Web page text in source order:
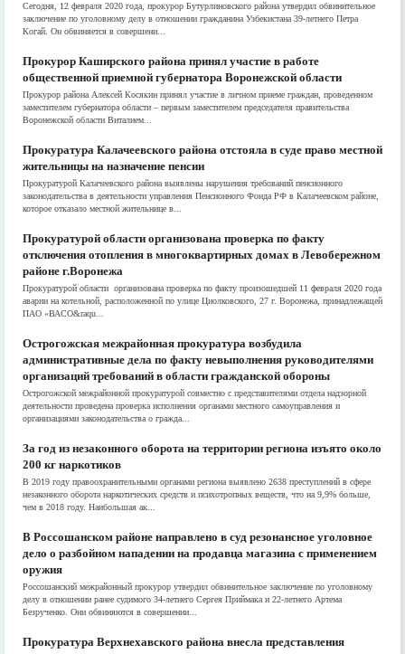
Сегодня, 12 февраля 2020 года, прокурор Бутурлиновского района утвердил обвинительное
заключение по уголовному делу в отношении гражданина Узбекистана 39-летнего Петра
Когай. Он обвиняется в совершени...
Прокурор Каширского района принял участие в работе
общественной приемной губернатора Воронежской области
Прокурор района Алексей Косякин принял участие в личном приеме граждан, проведенном
заместителем губернатора области – первым заместителем председателя правительства
Воронежской области Виталием...
Прокуратура Калачеевского района отстояла в суде право местной
жительницы на назначение пенсии
Прокуратурой Калачеевского района выявлены нарушения требований пенсионного
законодательства в деятельности управления Пенсионного Фонда РФ в Калачеевском районе,
которое отказало местной жительнице в...
Прокуратурой области организована проверка по факту
отключения отопления в многоквартирных домах в Левобережном
районе г.Воронежа
Прокуратурой области организована проверка по факту произошедшей 11 февраля 2020 года
аварии на котельной, расположенной по улице Циолковского, 27 г. Воронежа, принадлежащей
ПАО «ВАСО&raqu...
Острогожская межрайонная прокуратура возбудила
административные дела по факту невыполнения руководителями
организаций требований в области гражданской обороны
Острогожской межрайонной прокуратурой совместно с представителями отдела надзорной
деятельности проведена проверка исполнения органами местного самоуправления и
организациями законодательства о гражда...
За год из незаконного оборота на территории региона изъято около
200 кг наркотиков
В 2019 году правоохранительными органами региона выявлено 2638 преступлений в сфере
незаконного оборота наркотических средств и психотропных веществ, что на 9,9% больше,
чем в 2018 году. Наибольшая ак...
В Россошанском районе направлено в суд резонансное уголовное
дело о разбойном нападении на продавца магазина с применением
оружия
Россошанский межрайонный прокурор утвердил обвинительное заключение по уголовному
делу в отношении ранее судимого 34-летнего Сергея Приймака и 22-летнего Артема
Безрученко. Они обвиняются в совершении...
Прокуратура Верхнехавского района внесла представления